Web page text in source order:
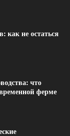
как не остаться
что
ферме